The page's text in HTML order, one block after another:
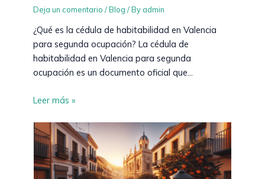
Deja un comentario /Blog / By admin
¿Qué es la cédula de habitabilidad en Valencia
para segunda ocupación? La cédula de
habitabilidad en Valencia para segunda
ocupación es un documento oficial que…
Leer más »